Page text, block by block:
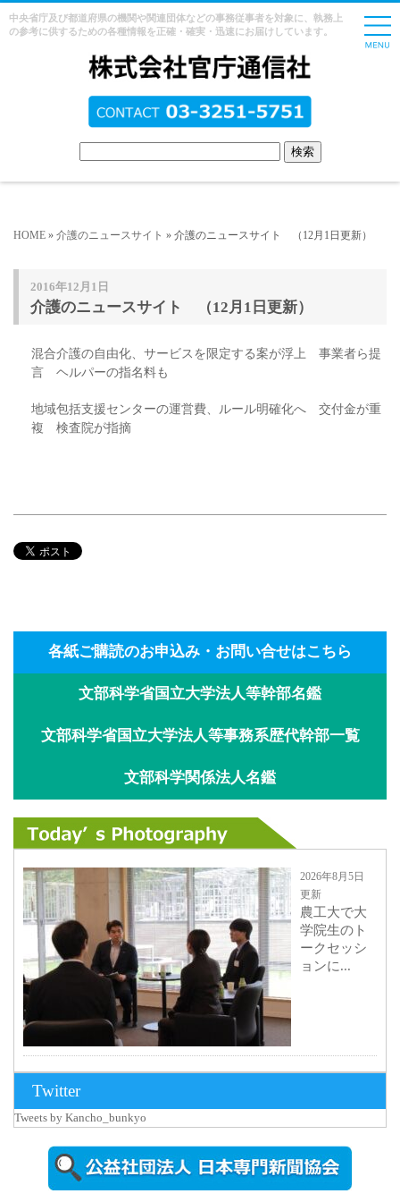
中央省庁及び都道府県の機関や関連団体などの事務従事者を対象に、執務上
の参考に供するための各種情報を正確・確実・迅速にお届けしています。
HOME » 介護のニュースサイト » 介護のニュースサイト （12月1日更新）
2016年12月1日
介護のニュースサイト （12月1日更新）
混合介護の自由化、サービスを限定する案が浮上 事業者ら提
言 ヘルパーの指名料も
地域包括支援センターの運営費、ルール明確化へ 交付金が重
複 検査院が指摘
各紙ご購読のお申込み・お問い合せはこちら
文部科学省国立大学法人等幹部名鑑
文部科学省国立大学法人等事務系歴代幹部一覧
文部科学関係法人名鑑
2026年8月5日
更新
農工大で大
学院生のト
ークセッシ
ョンに...
ォトスポッ
ト （8...
Twitter
Tweets by Kancho_bunkyo